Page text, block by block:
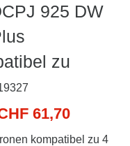
925 DW
zu
61,70
kompatibel zu 4